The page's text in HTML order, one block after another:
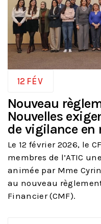
12 FÉV
Nouveau
Nouvelles
de vigilance en
Le 12 février 2026, le
membres de l’ATIC
animée par Mme
au nouveau
Financier (CMF).